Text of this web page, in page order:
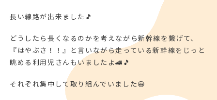
長い線路が出来ました🎵
どうしたら長くなるのかを考えながら新幹線を繋げて、
『はやぶさ！！』と言いながら走っている新幹線をじっと
眺める利用児さんもいましたよ🚄🎵
それぞれ集中して取り組んでいました😃